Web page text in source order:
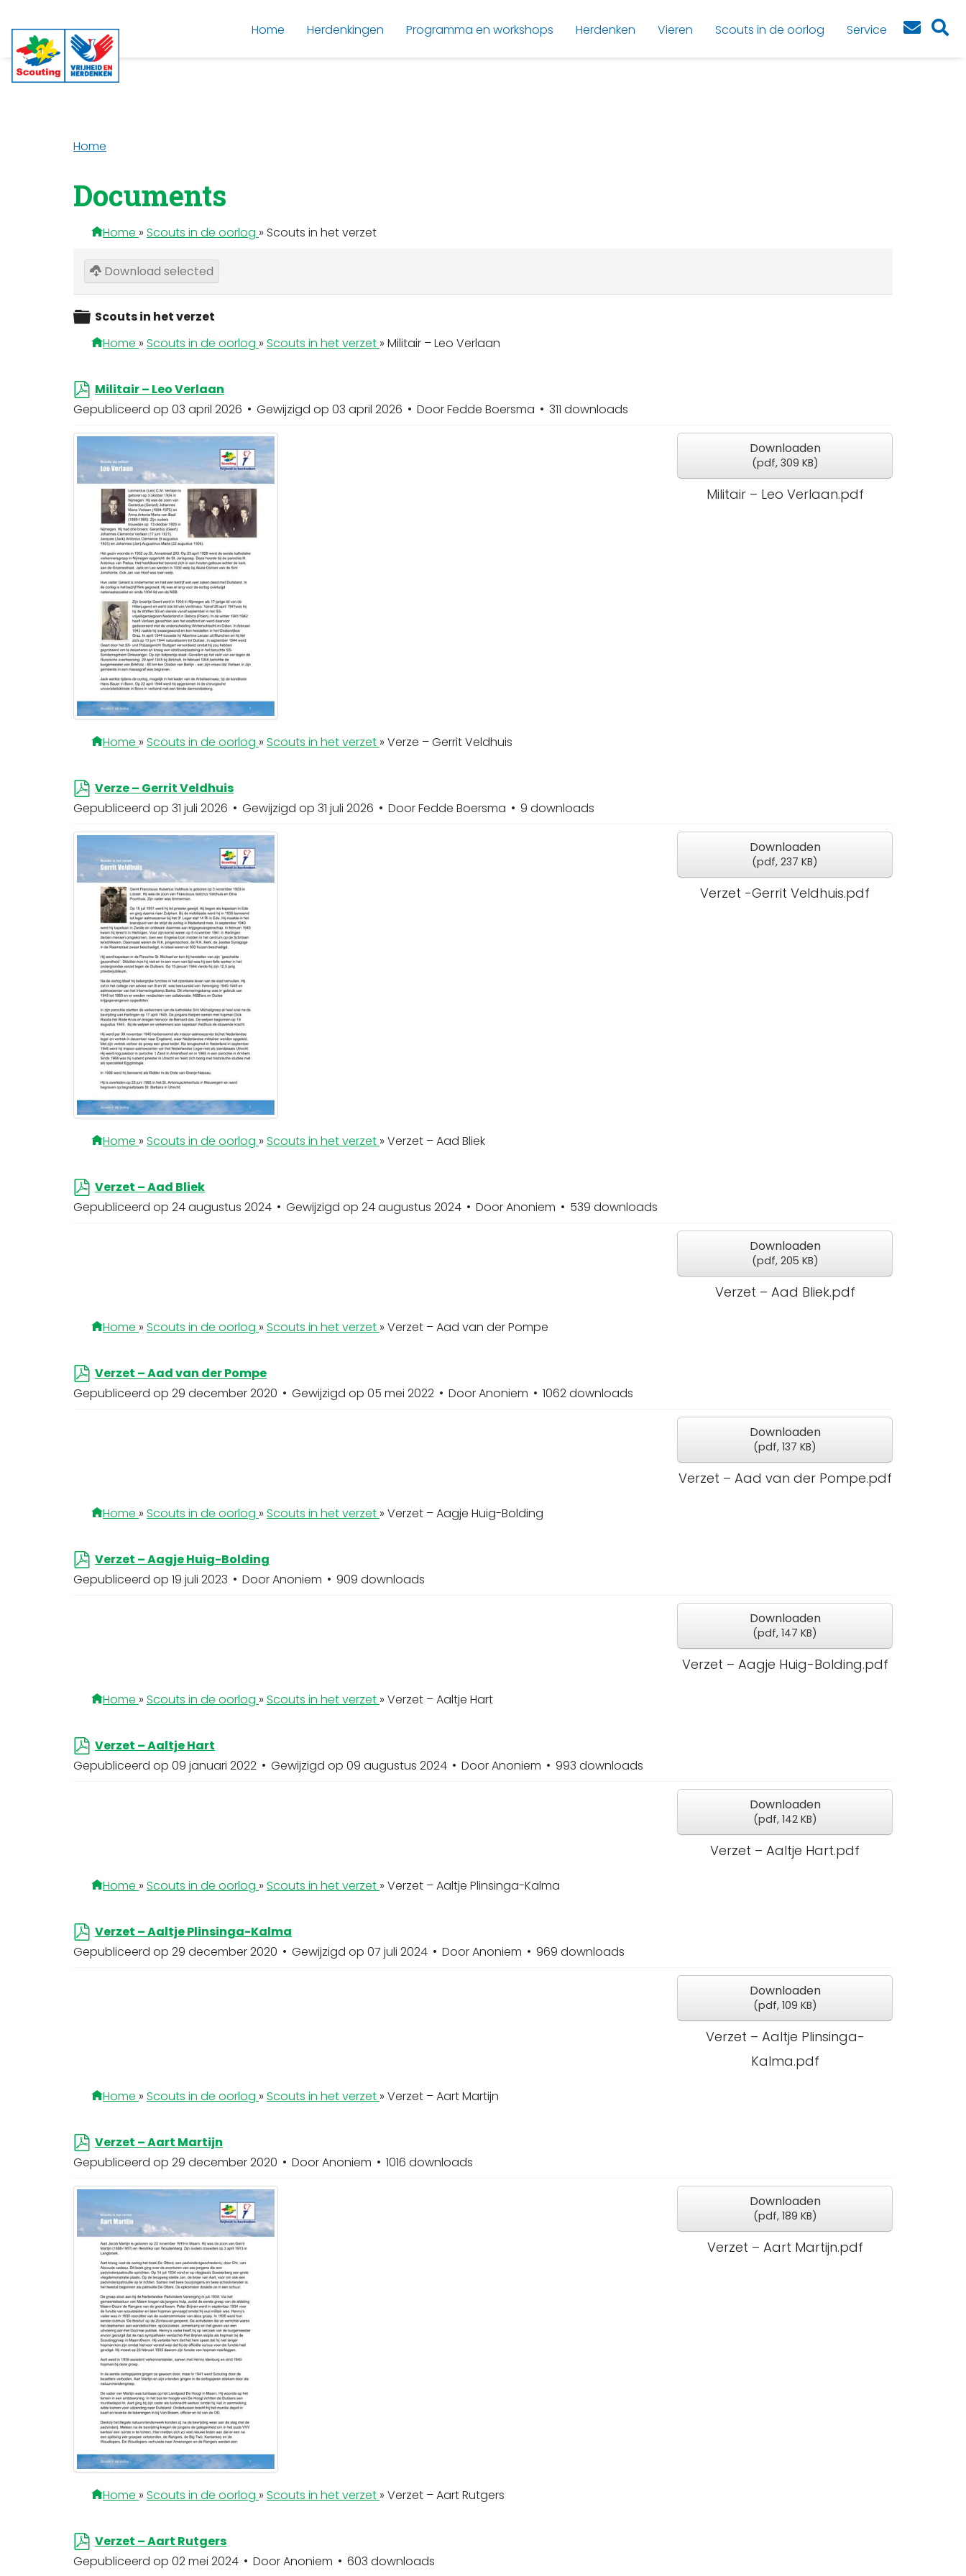
Home Herdenkingen Programma en workshops Herdenken Vieren Scouts in de oorlog Service
Home
Documents
Home » Scouts in de oorlog » Scouts in het verzet
Download selected
M
a
Scouts in het verzet
Home » Scouts in de oorlog » Scouts in het verzet » Militair – Leo Verlaan
p
d
f
Militair – Leo Verlaan
Gepubliceerd op 03 april 2026
Gewijzigd op 03 april 2026 DoorFedde Boersma 311 downloads
Downloaden
(pdf, 309 KB)
Militair – Leo Verlaan.pdf
Home » Scouts in de oorlog » Scouts in het verzet » Verze – Gerrit Veldhuis
p
d
f
Verze – Gerrit Veldhuis
Gepubliceerd op 31 juli 2026
Gewijzigd op 31 juli 2026 DoorFedde Boersma 9 downloads
Downloaden
(pdf, 237 KB)
Verzet -Gerrit Veldhuis.pdf
Home » Scouts in de oorlog » Scouts in het verzet » Verzet – Aad Bliek
p
d
f
Verzet – Aad Bliek
Gepubliceerd op 24 augustus 2024
Gewijzigd op 24 augustus 2024 DoorAnoniem 539 downloads
Downloaden
(pdf, 205 KB)
Verzet – Aad Bliek.pdf
Home » Scouts in de oorlog » Scouts in het verzet » Verzet – Aad van der Pompe
p
d
f
Verzet – Aad van der Pompe
Gepubliceerd op 29 december 2020
Gewijzigd op 05 mei 2022 DoorAnoniem 1062 downloads
Downloaden
(pdf, 137 KB)
Verzet – Aad van der Pompe.pdf
Home » Scouts in de oorlog » Scouts in het verzet » Verzet – Aagje Huig-Bolding
p
d
f
Verzet – Aagje Huig-Bolding
Gepubliceerd op 19 juli 2023
DoorAnoniem 909 downloads
Downloaden
(pdf, 147 KB)
Verzet – Aagje Huig-Bolding.pdf
Home » Scouts in de oorlog » Scouts in het verzet » Verzet – Aaltje Hart
p
d
f
Verzet – Aaltje Hart
Gepubliceerd op 09 januari 2022
Gewijzigd op 09 augustus 2024 DoorAnoniem 993 downloads
Downloaden
(pdf, 142 KB)
Verzet – Aaltje Hart.pdf
Home » Scouts in de oorlog » Scouts in het verzet » Verzet – Aaltje Plinsinga-Kalma
p
d
f
Verzet – Aaltje Plinsinga-Kalma
Gepubliceerd op 29 december 2020
Gewijzigd op 07 juli 2024 DoorAnoniem 969 downloads
Downloaden
(pdf, 109 KB)
Verzet – Aaltje Plinsinga-
Kalma.pdf
Home » Scouts in de oorlog » Scouts in het verzet » Verzet – Aart Martijn
p
d
f
Verzet – Aart Martijn
Gepubliceerd op 29 december 2020
DoorAnoniem 1016 downloads
Downloaden
(pdf, 189 KB)
Verzet – Aart Martijn.pdf
Home » Scouts in de oorlog » Scouts in het verzet » Verzet – Aart Rutgers
p
d
f
Verzet – Aart Rutgers
Gepubliceerd op 02 mei 2024
DoorAnoniem 603 downloads